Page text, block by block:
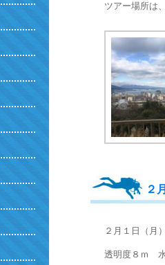
ツアー場所は
２
２月１日（月
透明度８ｍ